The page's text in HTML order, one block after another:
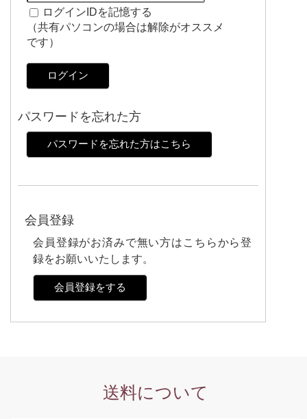
ログインIDを記憶する
（共有パソコンの場合は解除がオススメ
です）
ログイン
パスワードを忘れた方
パスワードを忘れた方はこちら
会員登録
会員登録がお済みで無い方はこちらから登
録をお願いいたします。
会員登録をする
送料について